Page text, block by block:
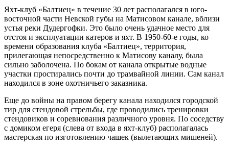
Яхт-клуб «Балтиец» в течение 30 лет располагался в юго-
восточной части Невской губы на Матисовом канале, вблизи
устья реки Дудергофки. Это было очень удачное место для
отстоя и эксплуатации катеров и яхт. В 1950-60-е годы, ко
времени образования клуба «Балтиец», территория,
прилегающая непосредственно к Матисову каналу, была
сильно заболочена. По бокам от канала открытые водные
участки простирались почти до трамвайной линии. Сам канал
находился в зоне охотничьего заказника.
Еще до войны на правом берегу канала находился городской
тир для стендовой стрельбы, где проводились тренировки
стендовиков и соревнования различного уровня. По соседству
с домиком егеря (слева от входа в яхт-клуб) располагалась
мастерская по изготовлению чашек (вылетающих мишеней).